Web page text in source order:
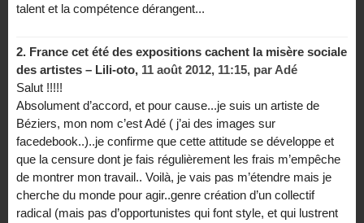
talent et la compétence dérangent...
2. France cet été des expositions cachent la misère sociale
des artistes – Lili-oto, 11 août 2012, 11:15, par Adé
Salut !!!!!
Absolument d’accord, et pour cause...je suis un artiste de
Béziers, mon nom c’est Adé ( j’ai des images sur
facedebook..)..je confirme que cette attitude se développe et
que la censure dont je fais régulièrement les frais m’empêche
de montrer mon travail.. Voilà, je vais pas m’étendre mais je
cherche du monde pour agir..genre création d’un collectif
radical (mais pas d’opportunistes qui font style, et qui lustrent